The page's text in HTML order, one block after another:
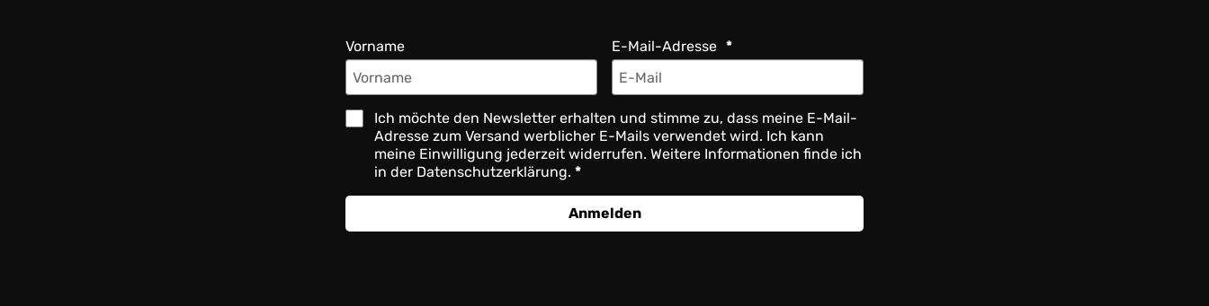
Vorname E-Mail-Adresse
Ich möchte den Newsletter erhalten und stimme zu, dass meine E-Mail-
Adresse zum Versand werblicher E-Mails verwendet wird. Ich kann
meine Einwilligung jederzeit widerrufen. Weitere Informationen finde ich
in der Datenschutzerklärung.
Anmelden